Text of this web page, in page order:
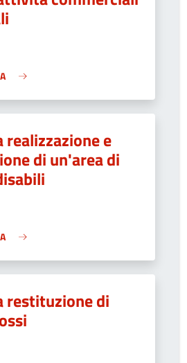
realizzazione e
di un'area di
restituzione di